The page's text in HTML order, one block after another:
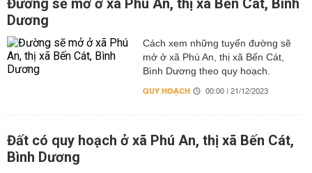
Đường sẽ mở ở xã Phú An, thị xã Bến Cát, Bình
Dương
Cách xem những tuyến đường sẽ
mở ở xã Phú An, thị xã Bến Cát,
Bình Dương theo quy hoạch.
QUY HOẠCH 00:00 | 21/12/2023
Đất có quy hoạch ở xã Phú An, thị xã Bến Cát,
Bình Dương